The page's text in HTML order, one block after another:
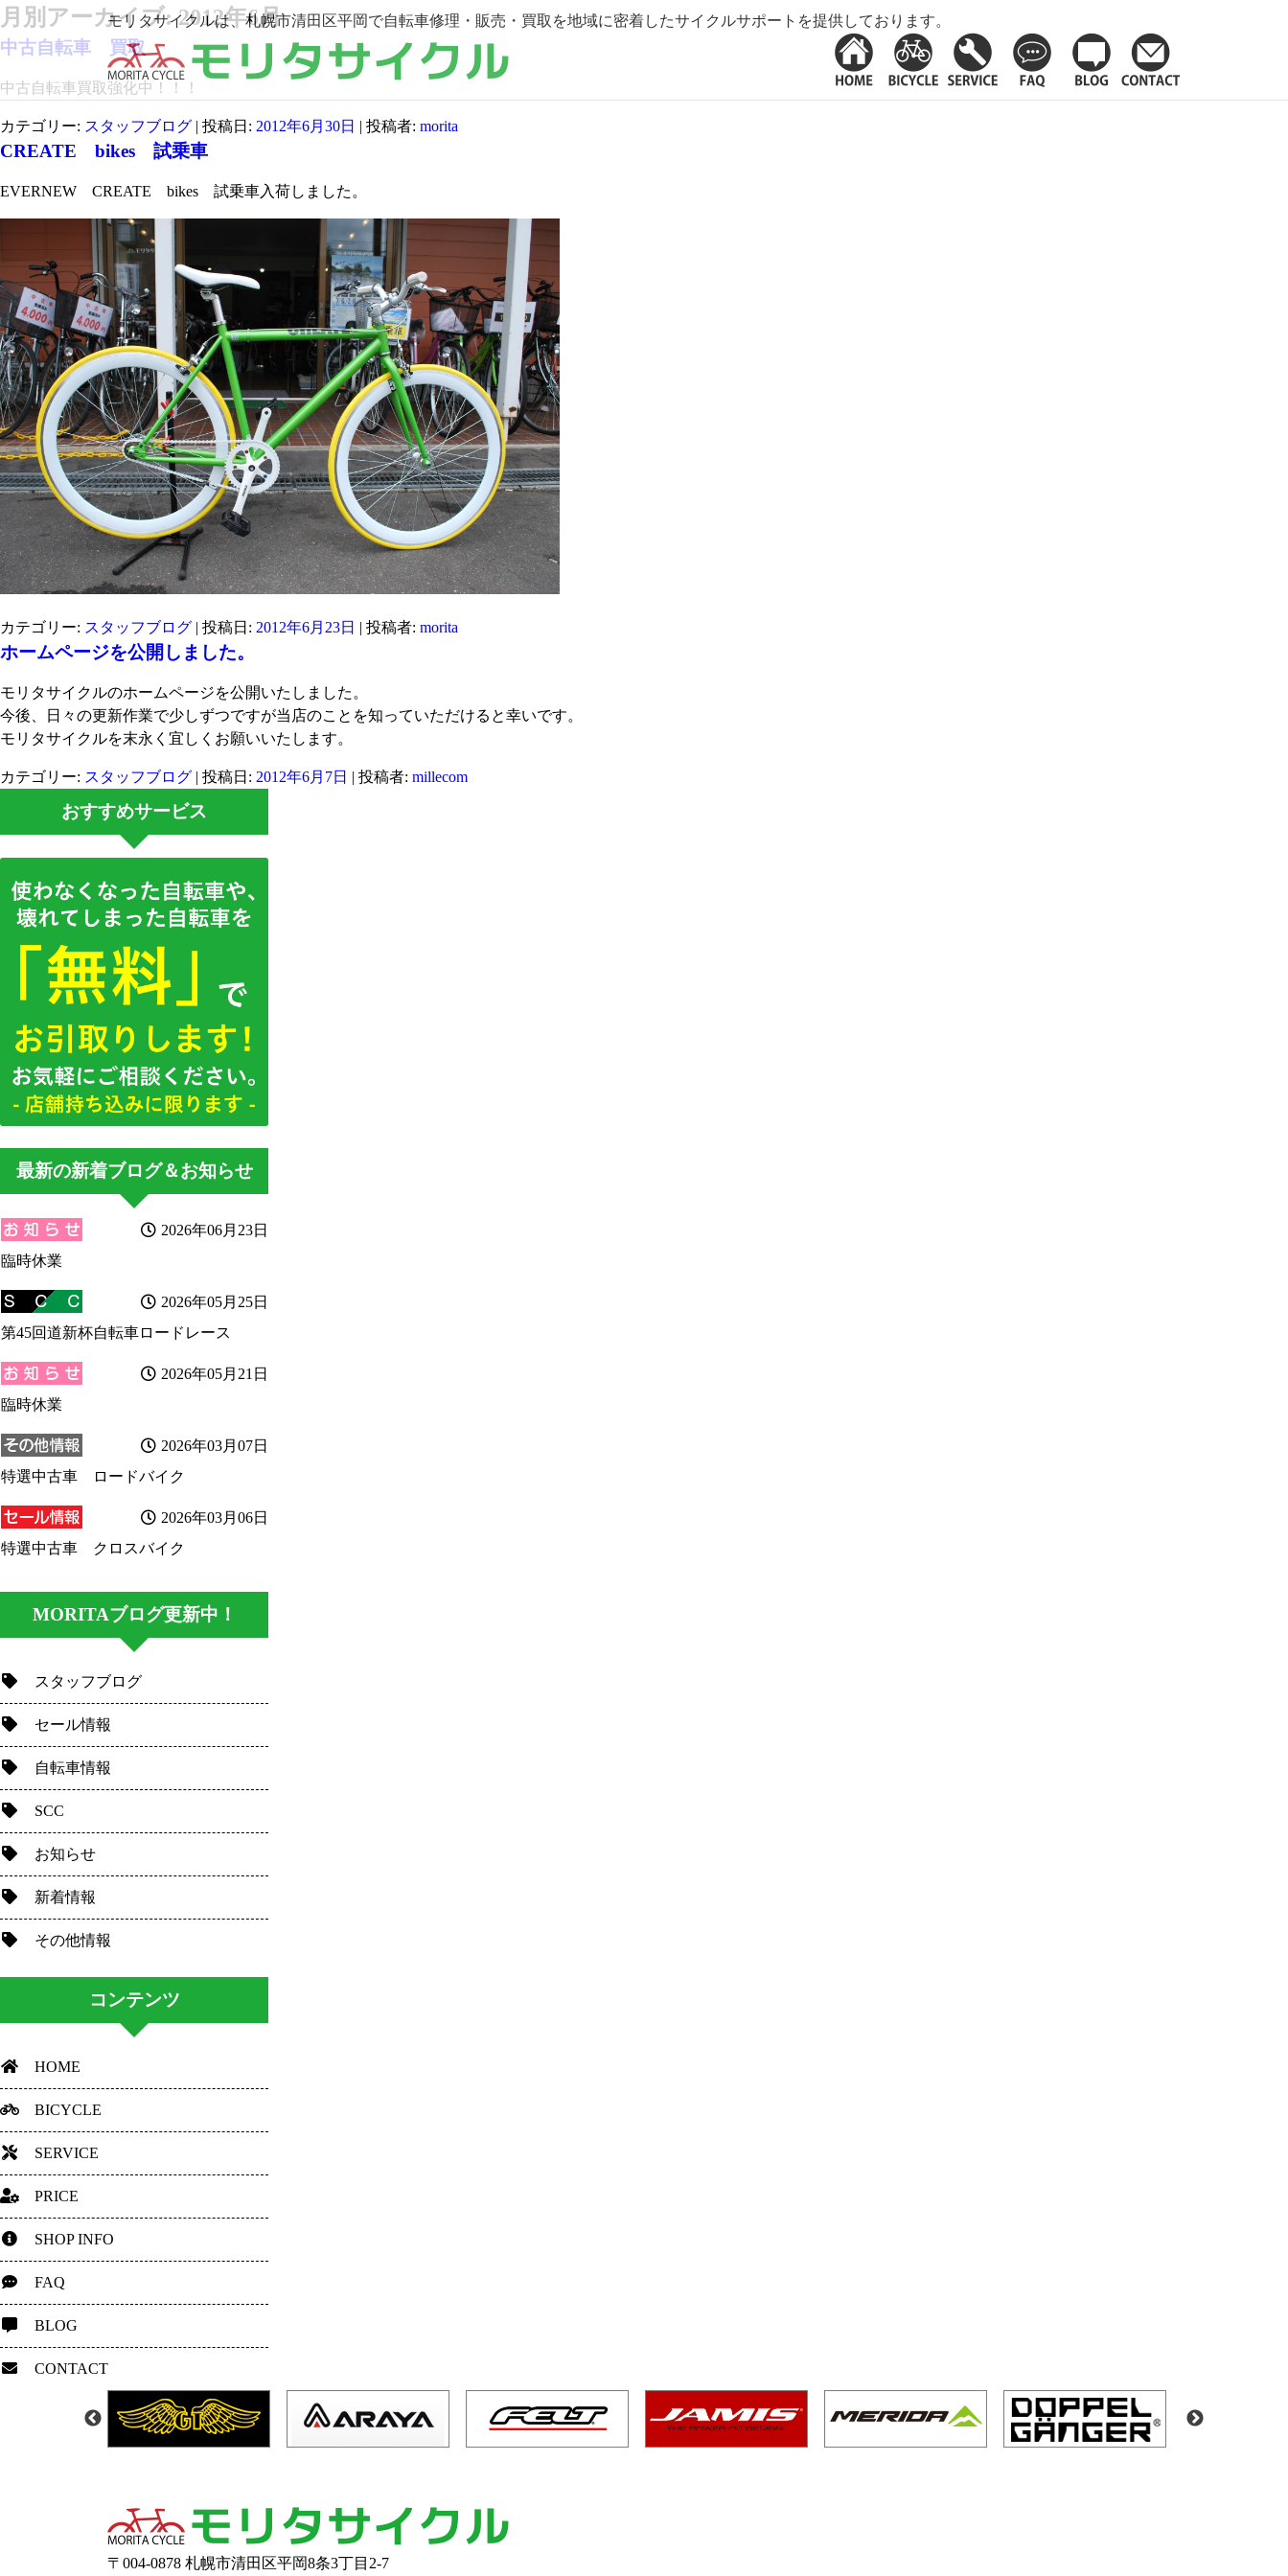
モリタサイクルは、札幌市清田区平岡で自転車修理・販売・買取を地域に密着したサイクルサポートを提供しております。
月別アーカイブ:2012年6月
中古自転車 買取
中古自転車買取強化中！！！
カテゴリー: スタッフブログ | 投稿日: 2012年6月30日 | 投稿者: morita
CREATE bikes 試乗車
EVERNEW CREATE bikes 試乗車入荷しました。
カテゴリー: スタッフブログ | 投稿日: 2012年6月23日 | 投稿者: morita
ホームページを公開しました。
モリタサイクルのホームページを公開いたしました。
今後、日々の更新作業で少しずつですが当店のことを知っていただけると幸いです。
モリタサイクルを末永く宜しくお願いいたします。
カテゴリー: スタッフブログ | 投稿日: 2012年6月7日 | 投稿者: millecom
おすすめサービス
最新の新着ブログ＆お知らせ
2026年06月23日
臨時休業
2026年05月25日
第45回道新杯自転車ロードレース
2026年05月21日
臨時休業
2026年03月07日
特選中古車 ロードバイク
2026年03月06日
特選中古車 クロスバイク
MORITAブログ更新中！
スタッフブログ
セール情報
自転車情報
SCC
お知らせ
新着情報
その他情報
コンテンツ
HOME
BICYCLE
SERVICE
PRICE
SHOP INFO
FAQ
BLOG
CONTACT
〒004-0878 札幌市清田区平岡8条3丁目2-7